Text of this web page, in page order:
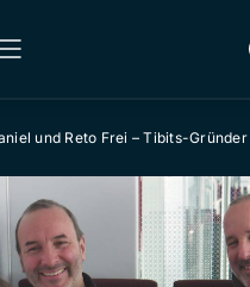
und Reto Frei – Tibits-Gründer